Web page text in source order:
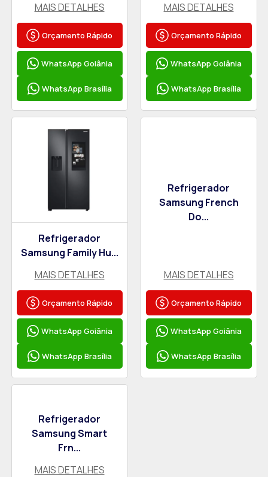
MAIS DETALHES
Orçamento Rápido
WhatsApp Goiânia
WhatsApp Brasília
MAIS DETALHES
Orçamento Rápido
WhatsApp Goiânia
WhatsApp Brasília
Refrigerador
Samsung Family Hu...
MAIS DETALHES
Orçamento Rápido
WhatsApp Goiânia
WhatsApp Brasília
Refrigerador
Samsung French
Do...
MAIS DETALHES
Orçamento Rápido
WhatsApp Goiânia
WhatsApp Brasília
Refrigerador
Samsung Smart
Frn...
MAIS DETALHES